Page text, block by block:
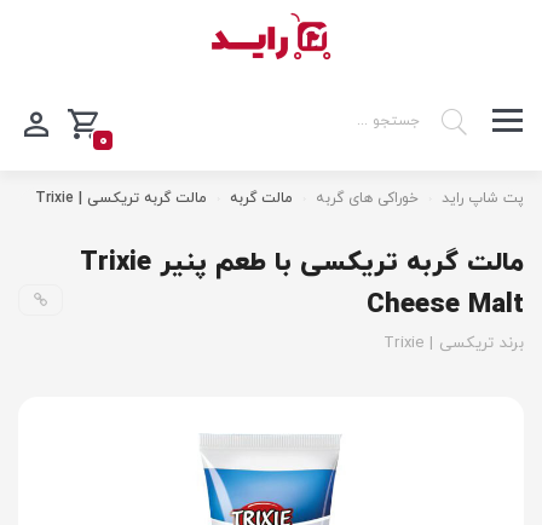
0
پت شاپ راید خوراکی های گربه مالت گربه مالت گربه تریکسی | Trixie
مالت گربه تریکسی با طعم پنیر Trixie
Cheese Malt
برند تریکسی | Trixie